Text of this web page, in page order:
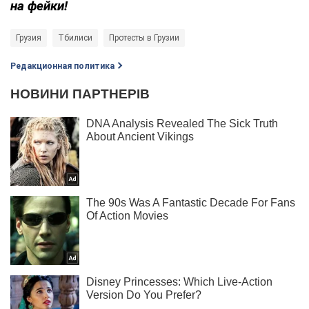
на фейки!
Грузия Тбилиси Протесты в Грузии
Редакционная политика